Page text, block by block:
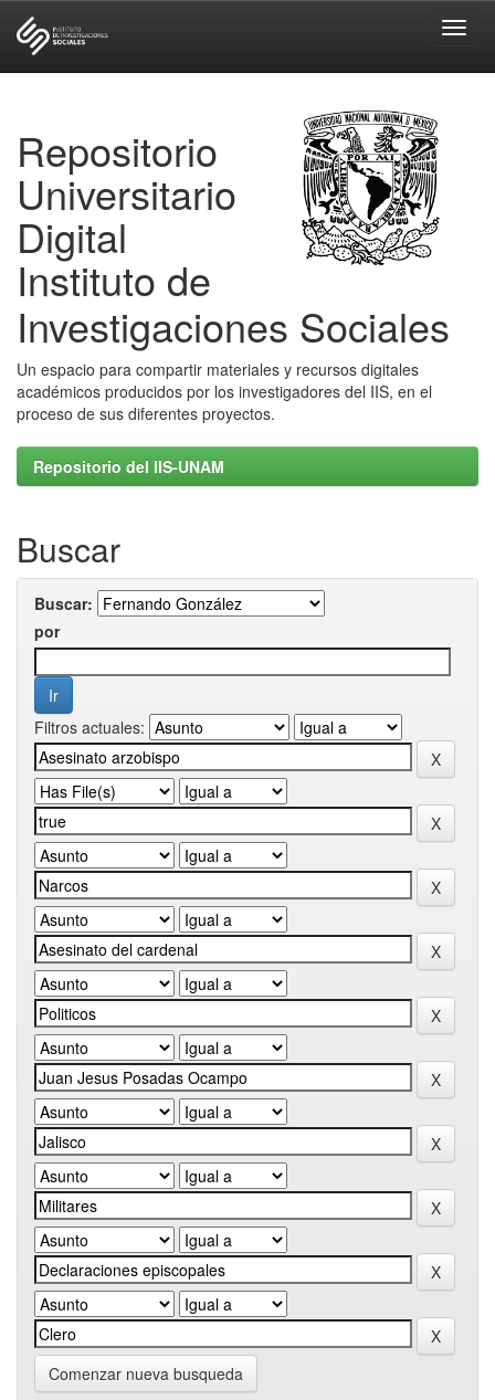
Repositorio
Universitario
Digital
Instituto de
Investigaciones Sociales
Un espacio para compartir materiales y recursos digitales
académicos producidos por los investigadores del IIS, en el
proceso de sus diferentes proyectos.
Repositorio del IIS-UNAM
Buscar
Buscar:
por
Filtros actuales:
Comenzar nueva busqueda